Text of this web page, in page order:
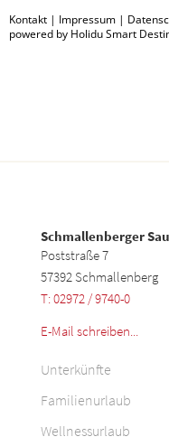
Kontakt | Impressum |
powered by Holidu Smart
Schmallenberger
Poststraße 7
57392 Schmallenberg
T: 02972 / 9740-0
E-Mail schreiben...
Unterkünfte
Familienurlaub
Wellnessurlaub